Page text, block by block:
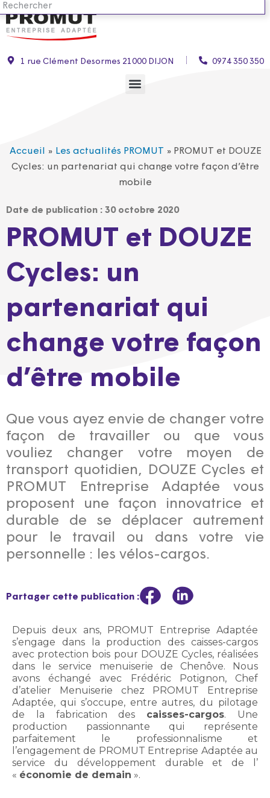
1 rue Clément Desormes 21000 DIJON 0974 350 350
Accueil » Les actualités PROMUT » PROMUT et DOUZE
Cycles: un partenariat qui change votre façon d’être
mobile
Date de publication :30 octobre 2020
PROMUT et DOUZE
Cycles: un
partenariat qui
change votre façon
d’être mobile
Que vous ayez envie de changer votre
façon de travailler ou que vous
vouliez changer votre moyen de
transport quotidien, DOUZE Cycles et
PROMUT Entreprise Adaptée vous
proposent une façon innovatrice et
durable de se déplacer autrement
pour le travail ou dans votre vie
personnelle : les vélos-cargos.
Partager cette publication :
Depuis deux ans, PROMUT Entreprise Adaptée
s’engage dans la production des caisses-cargos
avec protection bois pour DOUZE Cycles, réalisées
dans le service menuiserie de Chenôve. Nous
avons échangé avec Frédéric Potignon, Chef
d’atelier Menuiserie chez PROMUT Entreprise
Adaptée, qui s’occupe, entre autres, du pilotage
de la fabrication des caisses-cargos. Une
production passionnante qui représente
parfaitement le professionnalisme et
l’engagement de PROMUT Entreprise Adaptée au
service du développement durable et de l’
« économie de demain ».